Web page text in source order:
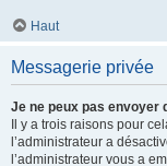
Haut
Messagerie privée
Je ne peux pas envoyer
Il y a trois raisons pour
l’administrateur a
l’administrateur vous a